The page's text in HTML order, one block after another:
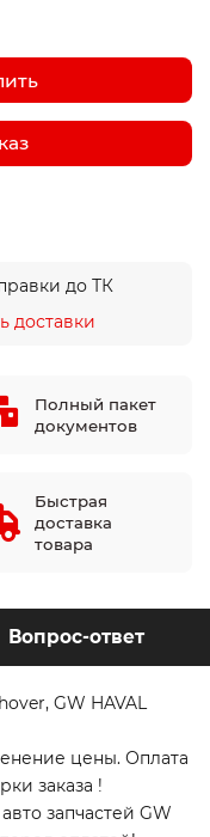
до ТК
доставки
Полный пакет
документов
Быстрая
доставка
товара
Вопрос-ответ
GW HAVAL
цены. Оплата
заказа !
запчастей GW